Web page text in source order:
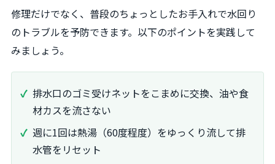
修理だけでなく、普段のちょっとしたお手入れで水回り
のトラブルを予防できます。以下のポイントを実践して
みましょう。
排水口のゴミ受けネットをこまめに交換、油や食
材カスを流さない
週に1回は熱湯（60度程度）をゆっくり流して排
水管をリセット